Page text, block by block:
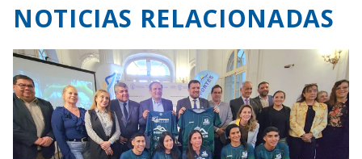
NOTICIAS RELACIONADAS